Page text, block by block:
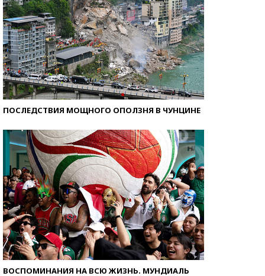
ПОСЛЕДСТВИЯ МОЩНОГО ОПОЛЗНЯ В ЧУНЦИНЕ
ВОСПОМИНАНИЯ НА ВСЮ ЖИЗНЬ. МУНДИАЛЬ